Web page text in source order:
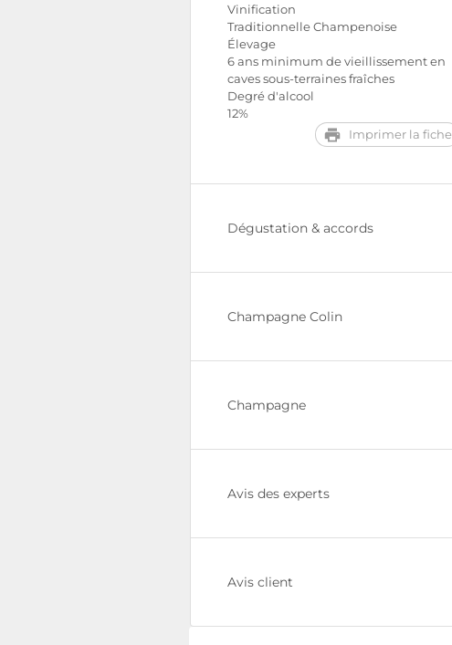
Vinification
Traditionnelle Champenoise
Élevage
6 ans minimum de vieillissement en
caves sous-terraines fraîches
Degré d'alcool
12%
Imprimer la fiche
Dégustation & accords
Champagne Colin
Champagne
Avis des experts
Avis client